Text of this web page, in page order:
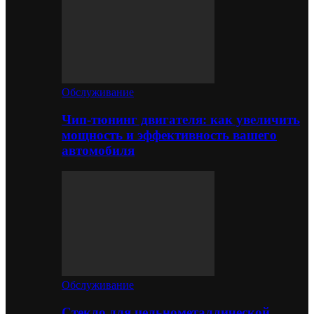
Обслуживание
Чип-тюнинг двигателя: как увеличить
мощность и эффективность вашего
автомобиля
Обслуживание